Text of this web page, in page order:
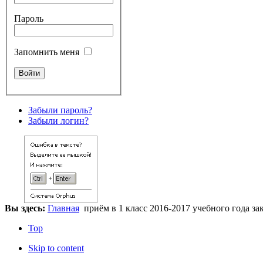
Пароль
Запомнить меня
Забыли пароль?
Забыли логин?
Вы здесь: Главная приём в 1 класс 2016-2017 учебного года
Top
Skip to content